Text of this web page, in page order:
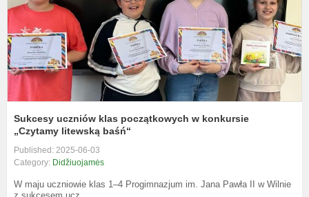
Sukcesy uczniów klas początkowych w konkursie
„Czytamy litewską baśń“
Published: 2025-06-03
Category: Didžiuojamės
W maju uczniowie klas 1–4 Progimnazjum im. Jana Pawła II w Wilnie